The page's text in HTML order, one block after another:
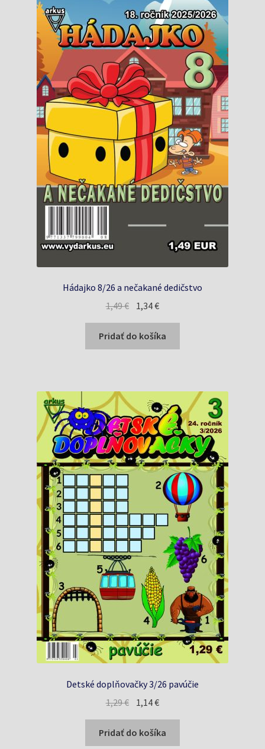
Hádajko 8/26 a nečakané dedičstvo
1,49€ Pôvodná
cena
bola:
1,49 €.
1,34€Aktuálna
cena
je:
1,34 €.
Pridať do košíka
Detské doplňovačky 3/26 pavúčie
1,29€ Pôvodná
bola:
1,29 €.
1,14€Aktuálna
je:
1,14 €.
Pridať do košíka